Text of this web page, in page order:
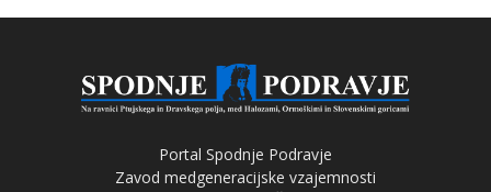
Portal Spodnje Podravje
Zavod medgeneracijske vzajemnosti